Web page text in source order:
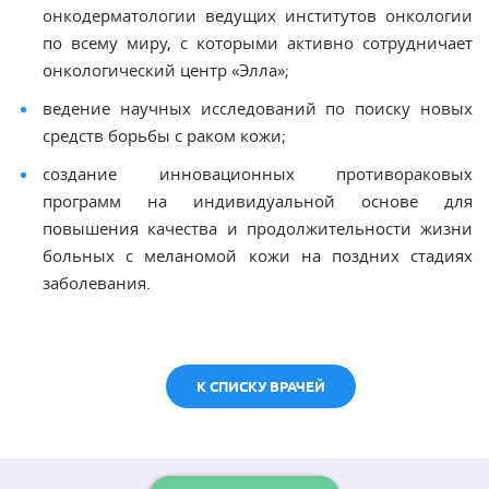
онкодерматологии ведущих институтов онкологии
по всему миру, с которыми активно сотрудничает
онкологический центр «Элла»;
ведение научных исследований по поиску новых
средств борьбы с раком кожи;
создание инновационных противораковых
программ на индивидуальной основе для
повышения качества и продолжительности жизни
больных с меланомой кожи на поздних стадиях
заболевания.
К СПИСКУ ВРАЧЕЙ